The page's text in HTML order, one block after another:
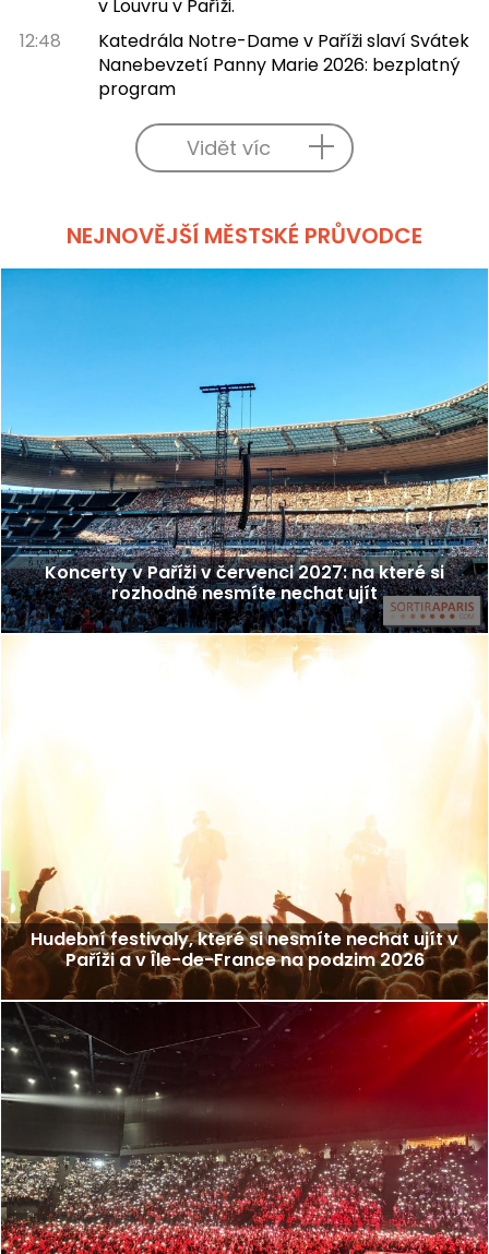
v Louvru v Paříži.
12:48
Katedrála Notre-Dame v Paříži slaví Svátek
Nanebevzetí Panny Marie 2026: bezplatný
program
Vidět víc
NEJNOVĚJŠÍ MĚSTSKÉ PRŮVODCE
Koncerty v Paříži v červenci 2027: na které si
rozhodně nesmíte nechat ujít
Hudební festivaly, které si nesmíte nechat ujít v
Paříži a v Île-de-France na podzim 2026